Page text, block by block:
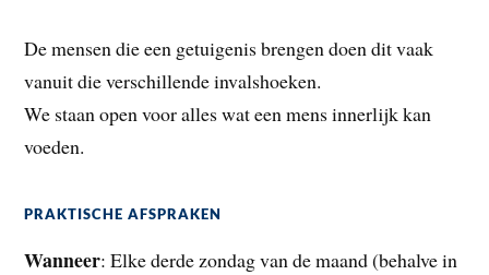
De mensen die een getuigenis brengen doen dit vaak
vanuit die verschillende invalshoeken.
We staan open voor alles wat een mens innerlijk kan
voeden.
PRAKTISCHE AFSPRAKEN
Wanneer: Elke derde zondag van de maand (behalve in